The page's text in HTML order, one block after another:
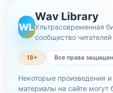
WL
Wav Library
Ультрасовременная
сообщество читателей
18+ Все права
Некоторые произведения и
материалы на сайте могут